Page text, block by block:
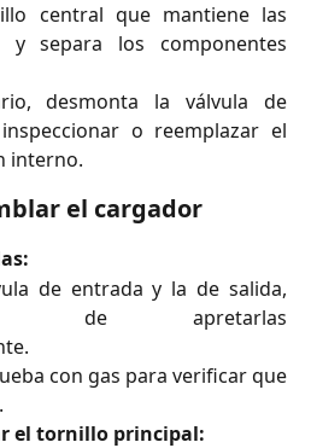
central que mantiene las
y separa los componentes
desmonta la válvula de
o reemplazar el
interno.
el cargador
de entrada y la de salida,
de apretarlas
con gas para verificar que
el tornillo principal: